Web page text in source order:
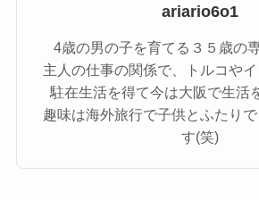
ariario6o1
4歳の男の子を育てる３５歳の
主人の仕事の関係で、トルコや
駐在生活を得て今は大阪で生活
趣味は海外旅行で子供とふたり
す(笑)